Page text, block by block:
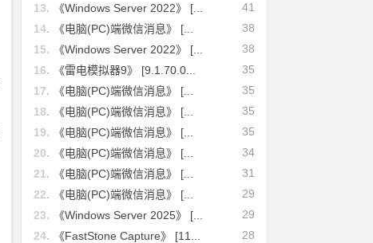
41
13.
《Windows Server 2022》 [...
38
14.
《电脑(PC)端微信消息》 [...
38
15.
《Windows Server 2022》 [...
35
16.
《雷电模拟器9》 [9.1.70.0...
35
17.
《电脑(PC)端微信消息》 [...
35
18.
《电脑(PC)端微信消息》 [...
35
19.
《电脑(PC)端微信消息》 [...
34
20.
《电脑(PC)端微信消息》 [...
31
21.
《电脑(PC)端微信消息》 [...
29
22.
《电脑(PC)端微信消息》 [...
29
23.
《Windows Server 2025》 [...
28
24.
《FastStone Capture》 [11...